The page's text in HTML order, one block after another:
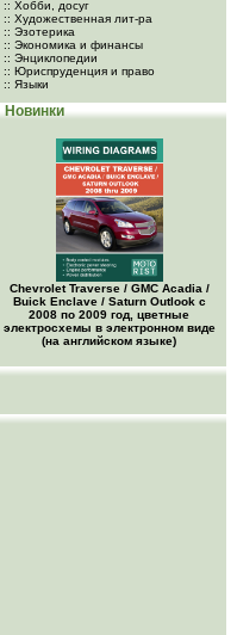
:: Хобби, досуг
:: Художественная лит-ра
:: Эзотерика
:: Экономика и финансы
:: Энциклопедии
:: Юриспруденция и право
:: Языки
Новинки
Chevrolet Traverse / GMC Acadia /
Buick Enclave / Saturn Outlook с
2008 по 2009 год, цветные
электросхемы в электронном виде
(на английском языке)